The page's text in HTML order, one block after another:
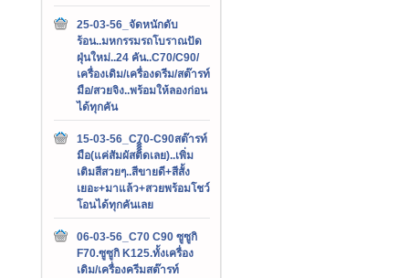
25-03-56_จัดหนักดับ
ร้อน..มหกรรมรถโบราณปัด
ฝุ่นใหม่..24 คัน..C70/C90/
เครื่องเดิม/เครื่องดรีม/สต๊ารท์
มือ/สวยจิง..พร้อมให้ลองก่อน
ได้ทุกคัน
15-03-56_C70-C90สต๊ารท์
มือ(แค่สัมผัสติิิิดเลย)..เพิ่ม
เติมสีสวยๆ..สีขายดี+สีสั้ง
เยอะ+มาแล้ว+สวยพร้อมโชว์
โอนได้ทุกคันเลย
06-03-56_C70 C90 ซูซูกิ
F70.ซูซูกิ K125.ทั้งเครื่อง
เดิม/เครื่องครีมสต๊ารท์